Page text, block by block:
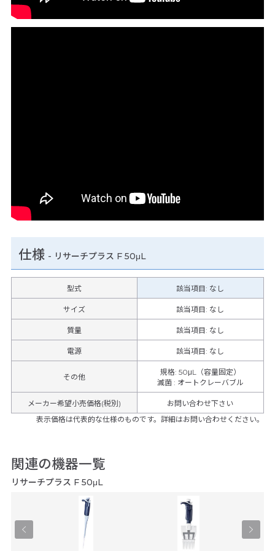
仕様 - リサーチプラス F 50μL
型式 該当項目: なし
サイズ 該当項目: なし
質量 該当項目: なし
電源 該当項目: なし
その他
規格: 50μL（容量固定）
滅菌 : オートクレーバブル
メーカー希望小売価格(税別)
お問い合わせ下さい
表示価格は代表的な仕様のものです。詳細はお問い合わせください。
関連の機器一覧
リサーチプラス F 50μL